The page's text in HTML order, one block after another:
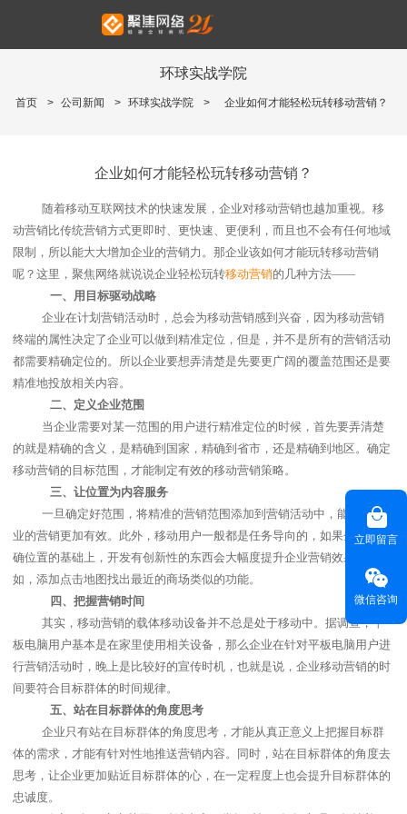
环球实战学院
首页 > 公司新闻 > 环球实战学院 > 企业如何才能轻松玩转移动营销？
企业如何才能轻松玩转移动营销？
随着移动互联网技术的快速发展，企业对移动营销也越加重视。移
动营销比传统营销方式更即时、更快速、更便利，而且也不会有任何地域
限制，所以能大大增加企业的营销力。那企业该如何才能玩转移动营销
呢？这里，聚焦网络就说说企业轻松玩转移动营销的几种方法——
一、 用目标驱动战略
企业在计划营销活动时，总会为移动营销感到兴奋，因为移动营销
终端的属性决定了企业可以做到精准定位，但是，并不是所有的营销活动
都需要精确定位的。所以企业要想弄清楚是先要更广阔的覆盖范围还是要
精准地投放相关内容。
二、 定义企业范围
当企业需要对某一范围的用户进行精准定位的时候，首先要弄清楚
的就是精确的含义，是精确到国家，精确到省市，还是精确到地区。确定
移动营销的目标范围，才能制定有效的移动营销策略。
三、让位置为内容服务
一旦确定好范围，将精准的营销范围添加到营销活动中，能够让企
业的营销更加有效。此外，移动用户一般都是任务导向的，如果企业在精
确位置的基础上，开发有创新性的东西会大幅度提升企业营销效果。例
如，添加点击地图找出最近的商场类似的功能。
四、把握营销时间
其实，移动营销的载体移动设备并不总是处于移动中。据调查，平
板电脑用户基本是在家里使用相关设备，那么企业在针对平板电脑用户进
行营销活动时，晚上是比较好的宣传时机，也就是说，企业移动营销的时
间要符合目标群体的时间规律。
五、站在目标群体的角度思考
企业只有站在目标群体的角度思考，才能从真正意义上把握目标群
体的需求，才能有针对性地推送营销内容。同时，站在目标群体的角度去
思考，让企业更加贴近目标群体的心，在一定程度上也会提升目标群体的
忠诚度。
立即留言
微信咨询